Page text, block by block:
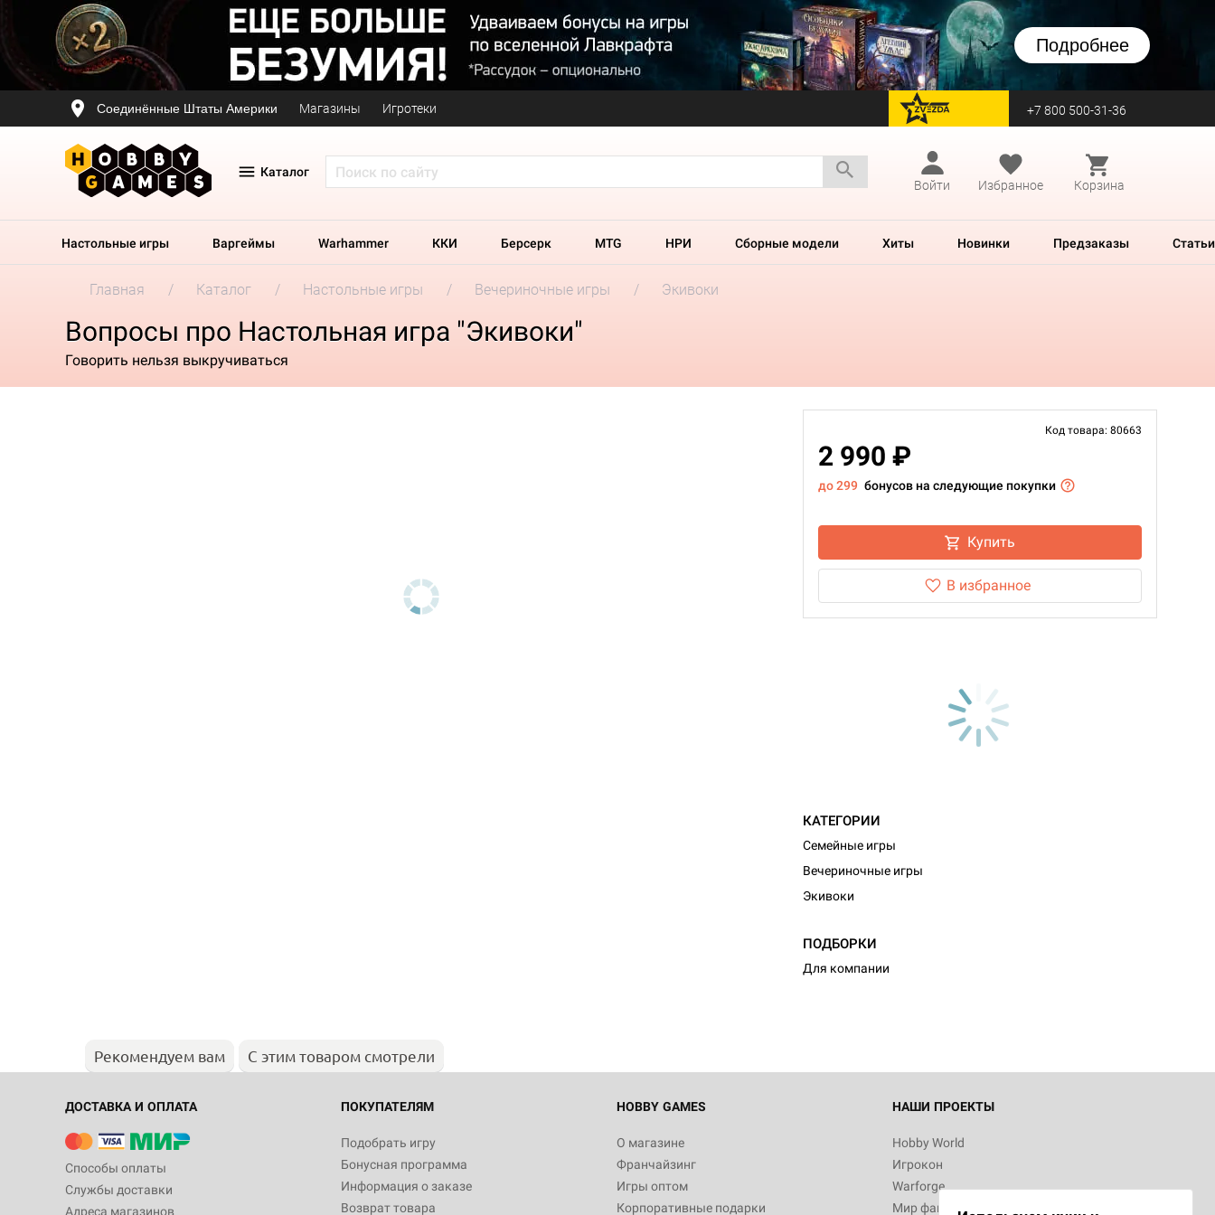
Подробнее
Соединённые Штаты Америки Магазины Игротеки перейти на Zvezda +7 800 500-31-36
Каталог
Войти
Избранное Корзина
Настольные игры Варгеймы Warhammer ККИ Берсерк MTG НРИ Сборные модели Хиты Новинки Предзаказы Статьи
Главная Каталог Настольные игры Вечериночные игры Экивоки
Вопросы про Настольная игра "Экивоки"
Говорить нельзя выкручиваться
Код товара: 80663
2 990 ₽
до 299 бонусов на следующие покупки
Купить
В избранное
КАТЕГОРИИ
Семейные игры
Вечериночные игры
Экивоки
ПОДБОРКИ
Для компании
Рекомендуем вам С этим товаром смотрели
ДОСТАВКА И ОПЛАТА
Способы оплаты
Службы доставки
Адреса магазинов
ПОКУПАТЕЛЯМ
Подобрать игру
Бонусная программа
Информация о заказе
Возврат товара
HOBBY GAMES
О магазине
Франчайзинг
Игры оптом
Корпоративные подарки
НАШИ ПРОЕКТЫ
Hobby World
Игрокон
Warforge
Мир фантастики